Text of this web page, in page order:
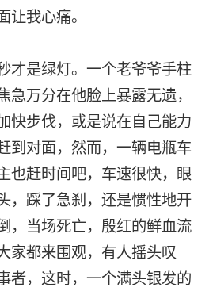
让我心痛。
才是绿灯。一个老爷爷手柱
急万分在他脸上暴露无遗，
快步伐，或是说在自己能力
到对面，然而，一辆电瓶车
也赶时间吧，车速很快，眼
，踩了急刹，还是惯性地开
，当场死亡，殷红的鲜血流
家都来围观，有人摇头叹
者，这时，一个满头银发的